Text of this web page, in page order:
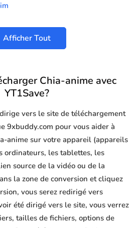
Afficher Tout
Chia-anime avec
YT1Save?
vers le site de téléchargement
9xbuddy.com pour vous aider à
anime sur votre appareil (appareils
ordinateurs, les tablettes, les
source de la vidéo ou de la
la zone de conversion et cliquez
vous serez redirigé vers
été dirigé vers le site, vous verrez
tailles de fichiers, options de